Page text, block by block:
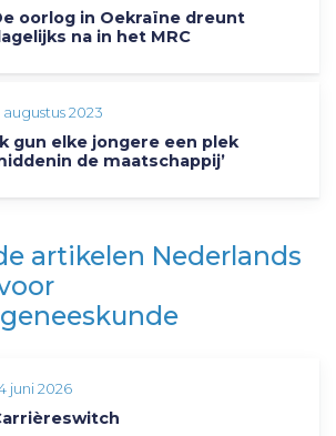
oorlog in Oekraïne dreunt
na in het MRC
augustus 2023
gun elke jongere een plek
de maatschappij’
artikelen Nederlands
juni 2026